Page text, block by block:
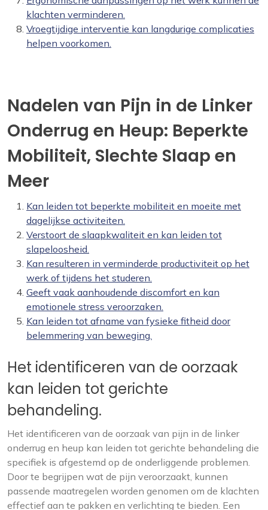
klachten verminderen.
Vroegtijdige interventie kan langdurige complicaties
helpen voorkomen.
Nadelen van Pijn in de Linker
Onderrug en Heup: Beperkte
Mobiliteit, Slechte Slaap en
Meer
Kan leiden tot beperkte mobiliteit en moeite met
dagelijkse activiteiten.
Verstoort de slaapkwaliteit en kan leiden tot
slapeloosheid.
Kan resulteren in verminderde productiviteit op het
werk of tijdens het studeren.
Geeft vaak aanhoudende discomfort en kan
emotionele stress veroorzaken.
Kan leiden tot afname van fysieke fitheid door
belemmering van beweging.
Het identificeren van de oorzaak
kan leiden tot gerichte
behandeling.
Het identificeren van de oorzaak van pijn in de linker
onderrug en heup kan leiden tot gerichte behandeling die
specifiek is afgestemd op de onderliggende problemen.
Door te begrijpen wat de pijn veroorzaakt, kunnen
passende maatregelen worden genomen om de klachten
effectief aan te pakken en verlichting te bieden. Een